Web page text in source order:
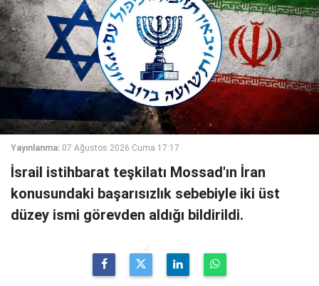
Yayınlanma: 07 Ağustos 2026 Cuma 17:17
İsrail istihbarat teşkilatı Mossad'ın İran
konusundaki başarısızlık sebebiyle iki üst
düzey ismi görevden aldığı bildirildi.